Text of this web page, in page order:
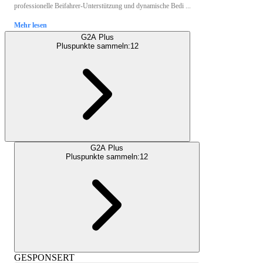
professionelle Beifahrer-Unterstützung und dynamische Bedi ...
Mehr lesen
G2A Plus
Pluspunkte sammeln:12
G2A Plus
Pluspunkte sammeln:12
GESPONSERT